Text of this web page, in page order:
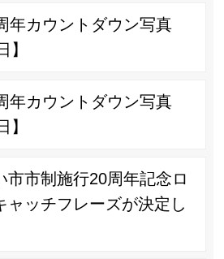
年カウントダウン写真
】
年カウントダウン写真
】
市市制施行20周年記念ロ
ャッチフレーズが決定し